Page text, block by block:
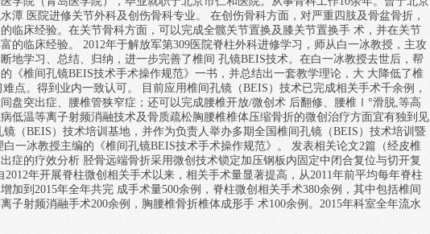
潭 医院进修关节外科及创伤骨科专业。 在创伤骨科方面，对严重四肢及骨盆骨折，
临床经验。在关节骨科方面，可以完成全髋关节置换及膝关节置换手 术，并在关节
的临床经验。 2012年于解放军第309医院脊柱外科进修学习，师从白一冰教授，主攻
地学习、总结、归纳，进一步完善了椎间 孔镜BEIS技术。在白一冰教授去世后，帮
《椎间孔镜BEIS技术手术操作规范》一书，并总结出一套教学理论，大 大降低了椎
点。得到业内一致认可。 目前应用椎间孔镜（BEIS）技术已完成相关手术千余例，
盘突出症、腰椎管狭窄症；还可以完成腰椎开放/微创术 后翻修、腰椎Ⅰ°滑脱,等高
低温等离子射频消融技术及骨质疏松胸腰椎椎体压缩骨折的微创治疗方面宜有独到见
镜（BEIS）技术培训基地，并作为负责人举办多期全国椎间孔镜（BEIS）技术培训暨
一冰教授主编的《椎间孔镜BEIS技术手术操作规范》。 发表相关论文2篇（经皮椎
症的疗效分析 胫骨远端骨折采用微创技术锁定加压钢板内固定中闭合复位与切开复
年开展脊柱微创相关手术以来，相关手术量显著提高，从2011年前平均每年脊柱
加到2015年全年共完 成手术量500余例，脊柱微创相关手术380余例，其中包括椎间
子射频消融手术200余例，胸腰椎骨折椎体成形手 术100余例。2015年科室全年流水